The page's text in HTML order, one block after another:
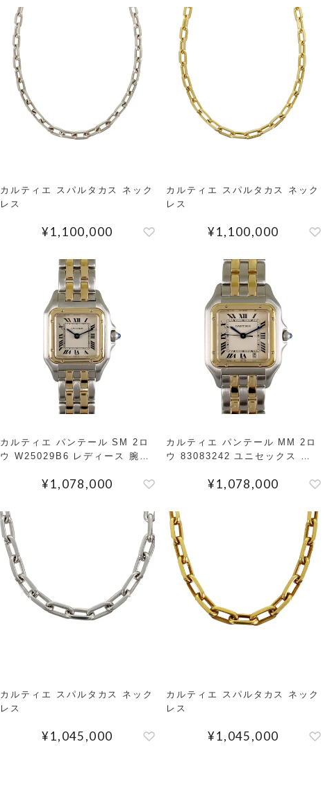
カルティエ スパルタカス ネック
レス
¥1,100,000
カルティエ スパルタカス ネック
レス
¥1,100,000
カルティエ パンテール SM 2ロ
ウ W25029B6 レディース 腕時
¥1,078,000
カルティエ パンテール MM 2ロ
ウ 83083242 ユニセックス 腕
¥1,078,000
カルティエ スパルタカス ネック
レス
¥1,045,000
カルティエ スパルタカス ネック
レス
¥1,045,000